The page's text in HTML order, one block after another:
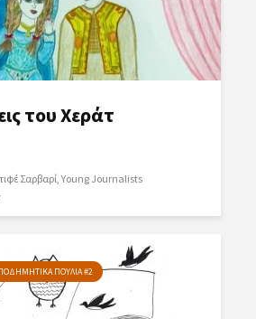
του Χεράτ
Σαρβαρί Young Journalists
ΠΟΥΛΙΑ #2